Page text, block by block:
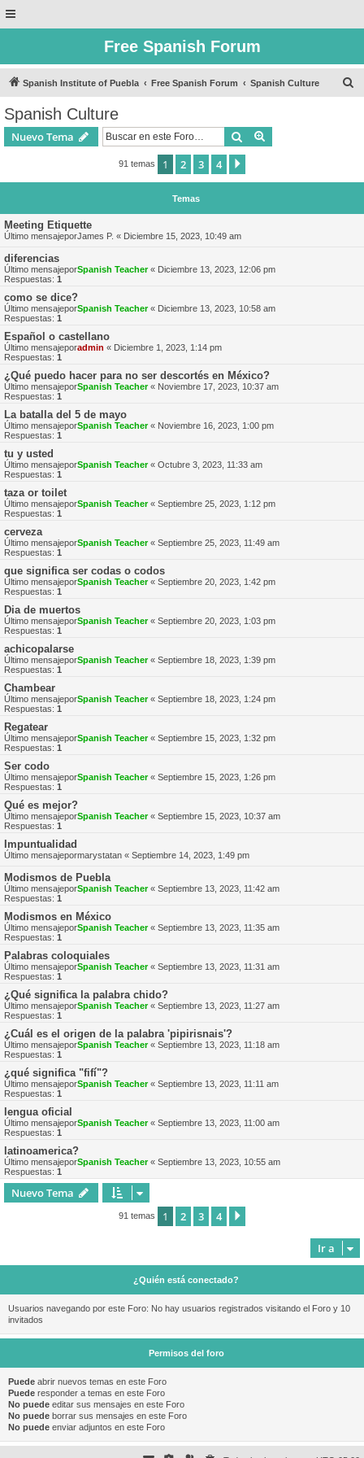
Free Spanish Forum
Spanish Institute of Puebla Free Spanish Forum Spanish Culture
Spanish Culture
Nuevo Tema Buscar
91 temas 1 2 3 4
Temas
Meeting Etiquette
Último mensajeporJames P. « Diciembre 15, 2023, 10:49 am
diferencias
Último mensajeporSpanish Teacher« Diciembre 13, 2023, 12:06 pm
Respuestas: 1
como se dice?
Último mensajeporSpanish Teacher« Diciembre 13, 2023, 10:58 am
Respuestas: 1
Español o castellano
Último mensajeporadmin « Diciembre 1, 2023, 1:14 pm
Respuestas: 1
¿Qué puedo hacer para no ser descortés en México?
Último mensajeporSpanish Teacher« Noviembre 17, 2023, 10:37 am
Respuestas: 1
La batalla del 5 de mayo
Último mensajeporSpanish Teacher« Noviembre 16, 2023, 1:00 pm
Respuestas: 1
tu y usted
Último mensajeporSpanish Teacher« Octubre 3, 2023, 11:33 am
Respuestas: 1
taza or toilet
Último mensajeporSpanish Teacher« Septiembre 25, 2023, 1:12 pm
Respuestas: 1
cerveza
Último mensajeporSpanish Teacher« Septiembre 25, 2023, 11:49 am
Respuestas: 1
que significa ser codas o codos
Último mensajeporSpanish Teacher« Septiembre 20, 2023, 1:42 pm
Respuestas: 1
Dia de muertos
Último mensajeporSpanish Teacher« Septiembre 20, 2023, 1:03 pm
Respuestas: 1
achicopalarse
Último mensajeporSpanish Teacher« Septiembre 18, 2023, 1:39 pm
Respuestas: 1
Chambear
Último mensajeporSpanish Teacher« Septiembre 18, 2023, 1:24 pm
Respuestas: 1
Regatear
Último mensajeporSpanish Teacher« Septiembre 15, 2023, 1:32 pm
Respuestas: 1
Ser codo
Último mensajeporSpanish Teacher« Septiembre 15, 2023, 1:26 pm
Respuestas: 1
Qué es mejor?
Último mensajeporSpanish Teacher« Septiembre 15, 2023, 10:37 am
Respuestas: 1
Impuntualidad
Último mensajepormarystatan « Septiembre 14, 2023, 1:49 pm
Modismos de Puebla
Último mensajeporSpanish Teacher« Septiembre 13, 2023, 11:42 am
Respuestas: 1
Modismos en México
Último mensajeporSpanish Teacher« Septiembre 13, 2023, 11:35 am
Respuestas: 1
Palabras coloquiales
Último mensajeporSpanish Teacher« Septiembre 13, 2023, 11:31 am
Respuestas: 1
¿Qué significa la palabra chido?
Último mensajeporSpanish Teacher« Septiembre 13, 2023, 11:27 am
Respuestas: 1
¿Cuál es el origen de la palabra 'pipirisnais'?
Último mensajeporSpanish Teacher« Septiembre 13, 2023, 11:18 am
Respuestas: 1
¿qué significa "fifí"?
Último mensajeporSpanish Teacher« Septiembre 13, 2023, 11:11 am
Respuestas: 1
lengua oficial
Último mensajeporSpanish Teacher« Septiembre 13, 2023, 11:00 am
Respuestas: 1
latinoamerica?
Último mensajeporSpanish Teacher« Septiembre 13, 2023, 10:55 am
Respuestas: 1
Nuevo Tema
91 temas 1 2 3 4
Ir a
¿Quién está conectado?
Usuarios navegando por este Foro: No hay usuarios registrados visitando el Foro y 10
invitados
Permisos del foro
Puede abrir nuevos temas en este Foro
Puede responder a temas en este Foro
No puede editar sus mensajes en este Foro
No puede borrar sus mensajes en este Foro
No puede enviar adjuntos en este Foro